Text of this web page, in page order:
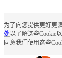
为了向您提供更好更
处以了解这些Cookie
同意我们使用这些